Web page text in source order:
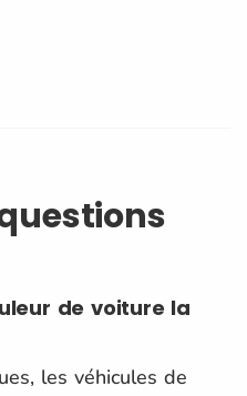
de voiture la
les véhicules de